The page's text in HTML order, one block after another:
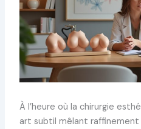
À l’heure où la chirurgie
art subtil mêlant